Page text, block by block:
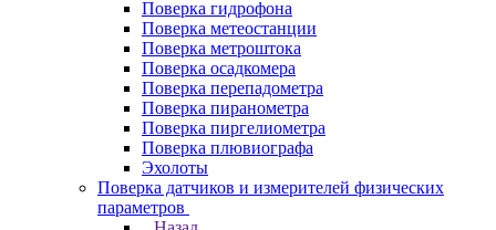
Поверка гидрофона
Поверка метеостанции
Поверка метроштока
Поверка осадкомера
Поверка перепадометра
Поверка пиранометра
Поверка пиргелиометра
Поверка плювиографа
Эхолоты
Поверка датчиков и измерителей физических
параметров